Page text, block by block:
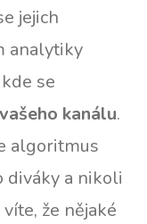
jejich
analytiky
se
kanálu.
algoritmus
diváky a nikoli
že nějaké